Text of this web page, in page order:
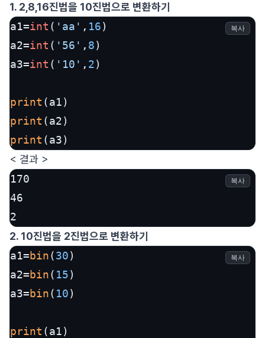
1. 2,8,16진법을 10진법으로 변환하기
a1=int ( 'aa' , 16)
a2=int ( '56' , 8)
a3=int ( '10' , 2)
print
print
print (a3)
복사
< 결과 >
170
46
2
복사
2. 10진법을 2진법으로 변환하기
a1=bin(30)
a2=bin( 15)
a3=bin( 10)
print
복사